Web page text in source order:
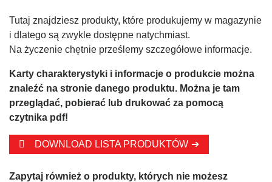
Tutaj znajdziesz produkty, które produkujemy w magazynie
i dlatego są zwykle dostępne natychmiast.
Na życzenie chętnie prześlemy szczegółowe informacje.
Karty charakterystyki i informacje o produkcie można
znaleźć na stronie danego produktu. Można je tam
przeglądać, pobierać lub drukować za pomocą
czytnika pdf!
DOWNLOAD LISTA PRODUKTÓW
Zapytaj również o produkty, których nie możesz